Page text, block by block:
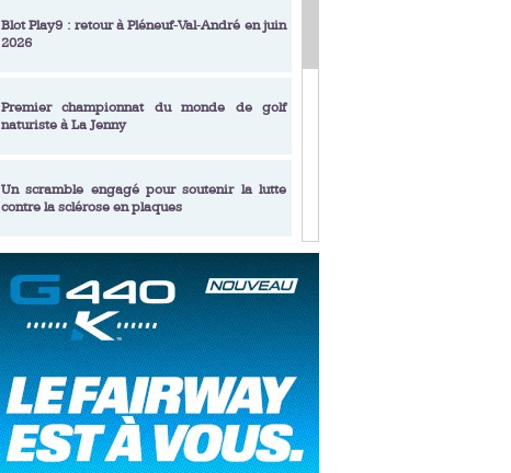
Enfin un livre de golf pensé pour les femmes
Ladies Pro-Am VSD : les premières
Académie Golf Barrière Julien Xanthopoulos,
Amundi Evian Championship, de nouvelles
expériences immersives
Tiger Woods se retire du Genesis Invitational
Evian Resort Golf Club : Saison 2 du
Blot Play9 : retour à Pléneuf‑Val‑André en juin
2026
Premier championnat du monde de golf
naturiste à La Jenny
Un scramble engagé pour soutenir la lutte
contre la sclérose en plaques
Resonance Golf Collection : Lacoste Golf
Series & Trophée Écologie, deux circuits
amateurs en 10 étapes
Royal Air Maroc Golf & Padel Cup : le nouvel
event sport et networking
LPGA Tour 2026 : une saison record pour le
golf féminin